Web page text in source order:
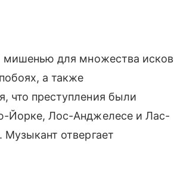
мишенью для множества исков
а также
что преступления были
Йорке, Лос-Анджелесе и Лас-
Музыкант отвергает